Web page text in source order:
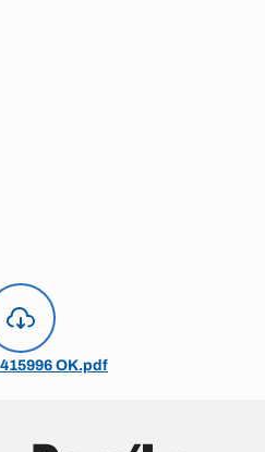
OK.pdf